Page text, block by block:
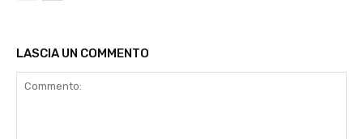
LASCIA UN COMMENTO